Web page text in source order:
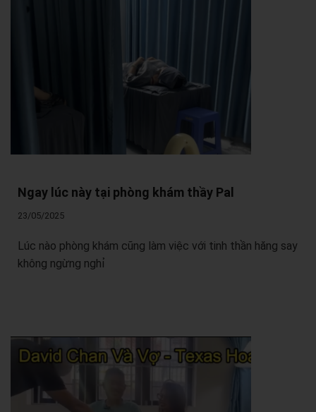
Ngay lúc này tại phòng khám thầy Pal
23/05/2025
Lúc nào phòng khám cũng làm việc với tinh thần hăng say
không ngừng nghỉ